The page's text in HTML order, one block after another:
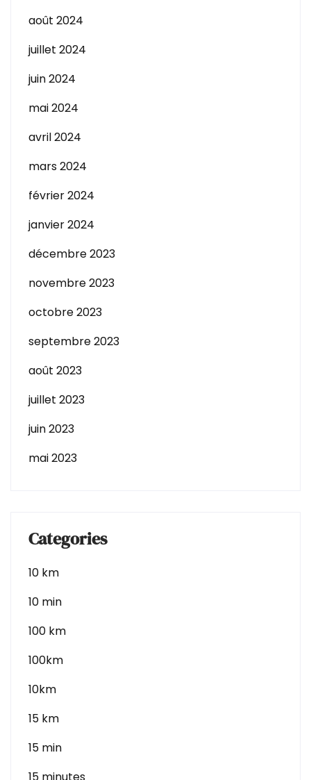
août 2024
juillet 2024
juin 2024
mai 2024
avril 2024
mars 2024
février 2024
janvier 2024
décembre 2023
novembre 2023
octobre 2023
septembre 2023
août 2023
juillet 2023
juin 2023
mai 2023
Categories
10 km
10 min
100 km
100km
10km
15 km
15 min